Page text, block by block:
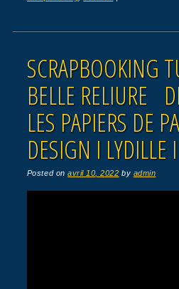
SCRAPBOOKING
BELLE RELIURE
LES PAPIERS DE
DESIGN I LYDILLE I
Posted onavril 10, 2022 by admin